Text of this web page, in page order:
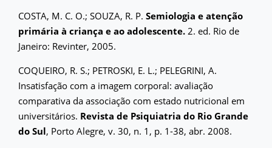
COSTA, M. C. O.; SOUZA, R. P. Semiologia e atenção
primária à criança e ao adolescente. 2. ed. Rio de
Janeiro: Revinter, 2005.
COQUEIRO, R. S.; PETROSKI, E. L.; PELEGRINI, A.
Insatisfação com a imagem corporal: avaliação
comparativa da associação com estado nutricional em
universitários. Revista de Psiquiatria do Rio Grande
do Sul, Porto Alegre, v. 30, n. 1, p. 1-38, abr. 2008.